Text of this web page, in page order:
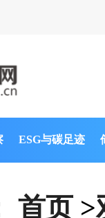
ESG与碳足迹
首页 >